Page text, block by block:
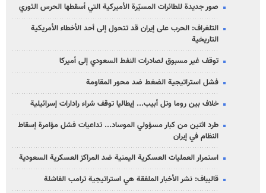
صور جديدة للطائرات المسيّرة الأميركية التي أسقطها الحرس الثوري
التلغراف: الحرب على إيران قد تتحول إلى أحد الأخطاء الأمريكية
التاريخية
توقف غير مسبوق لصادرات النفط السعودي إلى أميركا
فشل استراتيجية الضغط ضد محور المقاومة
خلاف بين روما وتل أبيب... إيطاليا توقف شراء رادارات إسرائيلية
طرد اثنين من كبار مسؤولي الموساد... تداعيات فشل مؤامرة إسقاط
النظام في إيران
استمرار العمليات العسكرية اليمنية ضد المراكز العسكرية السعودية
قاليباف: نشر الأخبار الملفقة هي استراتيجية ترامب الفاشلة